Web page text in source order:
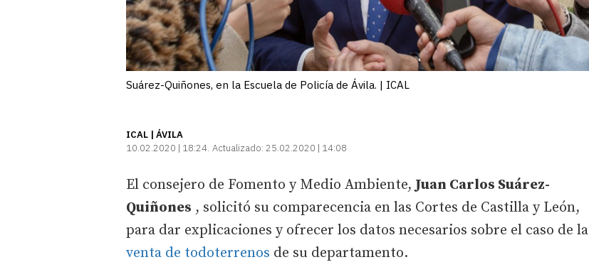
Suárez-Quiñones, en la Escuela de Policía de Ávila. | ICAL
ICAL | ÁVILA
10.02.2020 | 18:24 Actualizado: 25.02.2020 | 14:08
El consejero de Fomento y Medio Ambiente, Juan Carlos Suárez-
Quiñones , solicitó su comparecencia en las Cortes de Castilla y León,
para dar explicaciones y ofrecer los datos necesarios sobre el caso de la
venta de todoterrenos de su departamento.